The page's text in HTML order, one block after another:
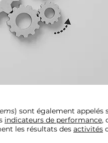
) sont également appelés
indicateurs de performance,
les résultats des activités